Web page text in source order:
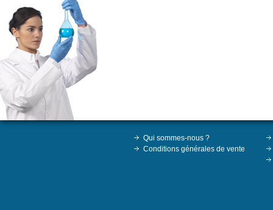
Qui sommes-nous ?
Conditions générales de vente